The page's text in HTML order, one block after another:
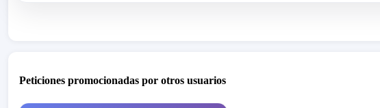
Peticiones promocionadas por otros usuarios